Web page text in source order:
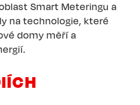
Smart Meteringu a
na technologie, které
domy měří a